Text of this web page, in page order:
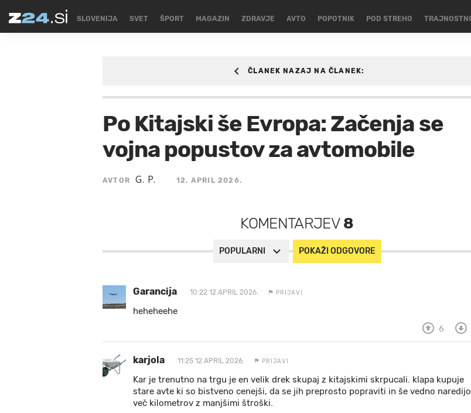
SLOVENIJA SVET ŠPORT MAGAZIN ZDRAVJE AVTO POPOTNIK POD STREHO
Po Kitajski še Evropa: Začenja se
vojna popustov za avtomobile
AVTOR G. P. 12. APRIL 2026.
ČLANEK NAZAJ NA ČLANEK:
KOMENTARJEV8
POPULARNI POKAŽI ODGOVORE
Garancija 10:22 12.APRIL 2026. PRIJAVI
heheheehe
6
karjola 11:25 12.APRIL 2026. PRIJAVI
Kar je trenutno na trgu je en velik drek skupaj z kitajskimi skrpucali. klapa kupuje
stare avte ki so bistveno cenejši, da se jih preprosto popraviti in še vedno naredijo
več kilometrov z manjšimi štroški.